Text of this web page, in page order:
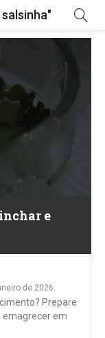
e
de 2026
Prepare
emagrecer em